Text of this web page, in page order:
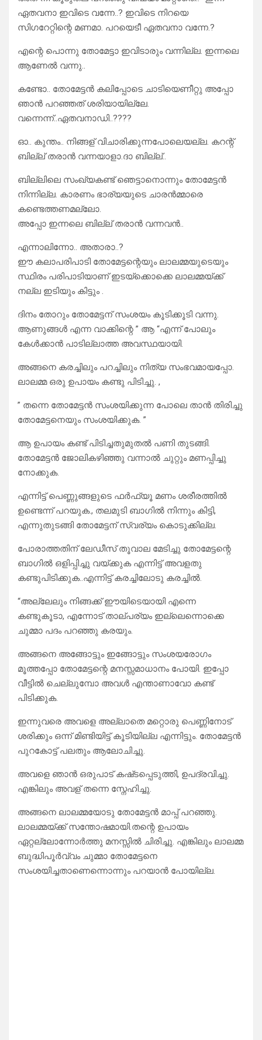
ഏതവനാ ഇവിടെ വന്നേ..? ഇവിടെ നിറയെ
സിഗറേറ്റിന്റെ മണമാ. പറയെടീ ഏതവനാ വന്നേ.?
എന്റെ പൊന്നു തോമേട്ടാ ഇവിടാരും വന്നില്ല. ഇന്നലെ
ആണേൽ വന്നു..
കണ്ടോ.. തോമേട്ടൻ കലിപ്പോടെ ചാടിയെണീറ്റു അപ്പോ
ഞാൻ പറഞ്ഞത് ശരിയായില്ലേ.
വന്നെന്ന്..ഏതവനാഡി..????
ഓ.. കുന്തം.. നിങ്ങള് വിചാരിക്കുന്നപോലെയല്ല. കറന്റ്
ബില്ല് തരാൻ വന്നയാളാ.ദാ ബില്ല്..
ബില്ലിലെ സംഖ്യകണ്ട് ഞെട്ടാനൊന്നും തോമേട്ടൻ
നിന്നില്ല. കാരണം ഭാര്യയുടെ ചാരൻമ്മാരെ
കണ്ടെത്തണമല്ലോ.
അപ്പോ ഇന്നലെ ബില്ല് തരാൻ വന്നവൻ..
എന്നാലിന്നോ.. അതാരാ..?
ഈ കലാപരിപാടി തോമേട്ടന്റെയും ലാലമ്മയുടെയും
സ്ഥിരം പരിപാടിയാണ് ഇടയ്ക്കൊക്കെ ലാലമ്മയ്ക്ക്
നല്ല ഇടിയും കിട്ടും .
ദിനം തോറും തോമേട്ടന് സംശയം കൂടിക്കൂടി വന്നു.
ആണുങ്ങൾ എന്ന വാക്കിന്റെ ” ആ “എന്ന് പോലും
കേൾക്കാൻ പാടില്ലാത്ത അവസ്ഥയായി.
അങ്ങനെ കരച്ചിലും പറച്ചിലും നിത്യ സംഭവമായപ്പോ.
ലാലമ്മ ഒരു ഉപായം കണ്ടു പിടിച്ചു. ,
” തന്നെ തോമേട്ടൻ സംശയിക്കുന്ന പോലെ താൻ തിരിച്ചു
തോമേട്ടനെയും സംശയിക്കുക. ”
ആ ഉപായം കണ്ട് പിടിച്ചതുമുതൽ പണി തുടങ്ങി.
തോമേട്ടൻ ജോലികഴിഞ്ഞു വന്നാൽ ചുറ്റും മണപ്പിച്ചു
നോക്കുക.
എന്നിട്ട് പെണ്ണുങ്ങളുടെ ഫർഫ്യൂ മണം ശരീരത്തിൽ
ഉണ്ടെന്ന് പറയുക., തലമുടി ബാഗിൽ നിന്നും കിട്ടി,
എന്നുതുടങ്ങി തോമേട്ടന് സ്വര്യം കൊടുക്കില്ല.
പോരാത്തതിന് ലേഡീസ് തൂവാല മേടിച്ചു തോമേട്ടന്റെ
ബാഗിൽ ഒളിപ്പിച്ചു വയ്ക്കുക എന്നിട്ട് അവളതു
കണ്ടുപിടിക്കുക..എന്നിട്ട് കരച്ചിലോടു കരച്ചിൽ.
“അല്ലേലും നിങ്ങക്ക് ഈയിടെയായി എന്നെ
കണ്ടുകൂടാ, എന്നോട് താല്പര്യം ഇല്ലെന്നൊക്കെ
ചുമ്മാ പദം പറഞ്ഞു കരയും.
അങ്ങനെ അങ്ങോട്ടും ഇങ്ങോട്ടും സംശയരോഗം
മൂത്തപ്പോ തോമേട്ടന്റെ മനസ്സമാധാനം പോയി. ഇപ്പോ
വീട്ടിൽ ചെല്ലുമ്പോ അവൾ എന്താണാവോ കണ്ട്
പിടിക്കുക.
ഇന്നുവരെ അവളെ അല്ലാതെ മറ്റൊരു പെണ്ണിനോട്
ശരിക്കും ഒന്ന് മിണ്ടിയിട്ട് കൂടിയില്ല എന്നിട്ടും. തോമേട്ടൻ
പുറകോട്ട് പലതും ആലോചിച്ചു.
അവളെ ഞാൻ ഒരുപാട് കഷ്‌ടപ്പെടുത്തി, ഉപദ്രവിച്ചു.
എങ്കിലും അവള് തന്നെ സ്നേഹിച്ചു.
അങ്ങനെ ലാലമ്മയോടു തോമേട്ടൻ മാപ്പ് പറഞ്ഞു.
ലാലമ്മയ്‌ക്ക്‌ സന്തോഷമായി.തന്റെ ഉപായം
ഏറ്റല്ലോന്നോർത്തു മനസ്സിൽ ചിരിച്ചു. എങ്കിലും ലാലമ്മ
ബുദ്ധിപൂർവ്വം ചുമ്മാ തോമേട്ടനെ
സംശയിച്ചതാണെന്നൊന്നും പറയാൻ പോയില്ല.